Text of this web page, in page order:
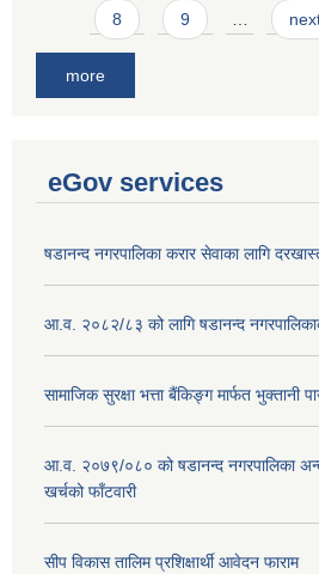
8 9 …
more
eGov services
षडानन्द नगरपालिका करार सेवाका लागि
आ.व. २०८२/८३ को लागि षडानन्द
सामाजिक सुरक्षा भत्ता बैंकिङ्ग मार्फत भुक्तानी
आ.व. २०७९/०८० को षडानन्द नगरपालिका
खर्चको फाँटवारी
सीप विकास तालिम प्रशिक्षार्थी आवेदन फाराम